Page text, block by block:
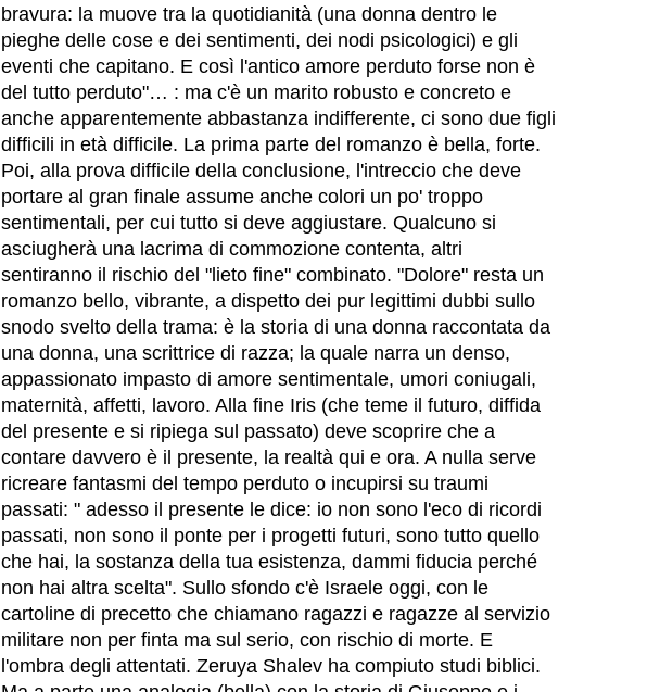
bravura: la muove tra la quotidianità (una donna dentro le
pieghe delle cose e dei sentimenti, dei nodi psicologici) e gli
eventi che capitano. E così l'antico amore perduto forse non è
del tutto perduto"… : ma c'è un marito robusto e concreto e
anche apparentemente abbastanza indifferente, ci sono due figli
difficili in età difficile. La prima parte del romanzo è bella, forte.
Poi, alla prova difficile della conclusione, l'intreccio che deve
portare al gran finale assume anche colori un po' troppo
sentimentali, per cui tutto si deve aggiustare. Qualcuno si
asciugherà una lacrima di commozione contenta, altri
sentiranno il rischio del "lieto fine" combinato. "Dolore" resta un
romanzo bello, vibrante, a dispetto dei pur legittimi dubbi sullo
snodo svelto della trama: è la storia di una donna raccontata da
una donna, una scrittrice di razza; la quale narra un denso,
appassionato impasto di amore sentimentale, umori coniugali,
maternità, affetti, lavoro. Alla fine Iris (che teme il futuro, diffida
del presente e si ripiega sul passato) deve scoprire che a
contare davvero è il presente, la realtà qui e ora. A nulla serve
ricreare fantasmi del tempo perduto o incupirsi su traumi
passati: " adesso il presente le dice: io non sono l'eco di ricordi
passati, non sono il ponte per i progetti futuri, sono tutto quello
che hai, la sostanza della tua esistenza, dammi fiducia perché
non hai altra scelta". Sullo sfondo c'è Israele oggi, con le
cartoline di precetto che chiamano ragazzi e ragazze al servizio
militare non per finta ma sul serio, con rischio di morte. E
l'ombra degli attentati. Zeruya Shalev ha compiuto studi biblici.